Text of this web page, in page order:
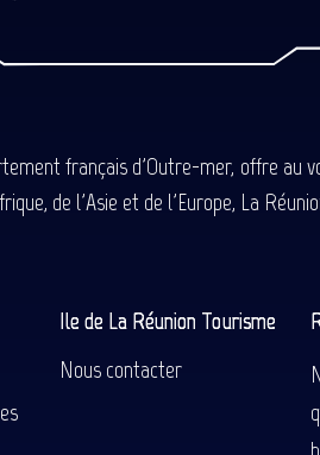
français d'Outre-mer, offre au
de l'Asie et de l'Europe, La
Ile de La Réunion Tourisme
Nous contacter